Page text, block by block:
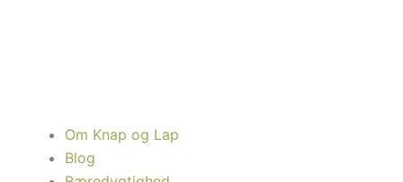
Om Knap og Lap
Blog